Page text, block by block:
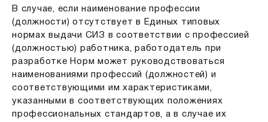
В случае, если наименование профессии
(должности) отсутствует в Единых типовых
нормах выдачи СИЗ в соответствии с профессией
(должностью) работника, работодатель при
разработке Норм может руководствоваться
наименованиями профессий (должностей) и
соответствующими им характеристиками,
указанными в соответствующих положениях
профессиональных стандартов, а в случае их